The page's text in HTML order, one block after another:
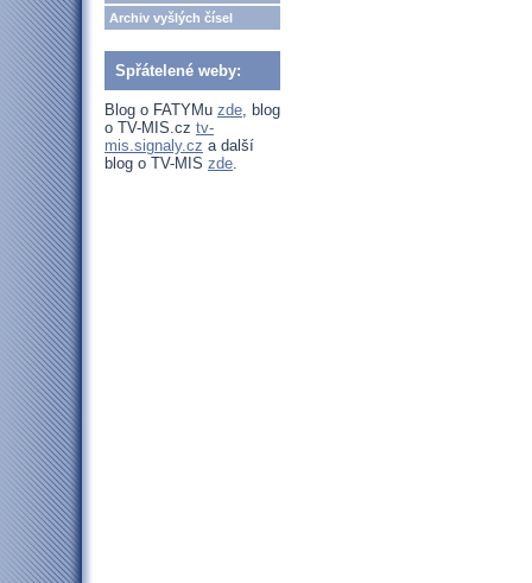
Archiv vyšlých čísel
Spřátelené weby:
Blog o FATYMu zde, blog
o TV-MIS.cz tv-
mis.signaly.cz a další
blog o TV-MIS zde.